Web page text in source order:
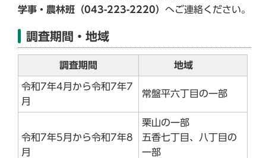
学事・農林班（043-223-2220） へご連絡ください。
調査期間・地域
調査期間 地域
令和7年4月から令和7年7
月
常盤平六丁目の一部
令和7年5月から令和7年8
月
栗山の一部
五香七丁目、八丁目の
一部